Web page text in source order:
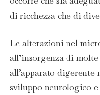
di ricchezza che di
Le alterazioni nel
all’insorgenza di
all’apparato
sviluppo neurologico